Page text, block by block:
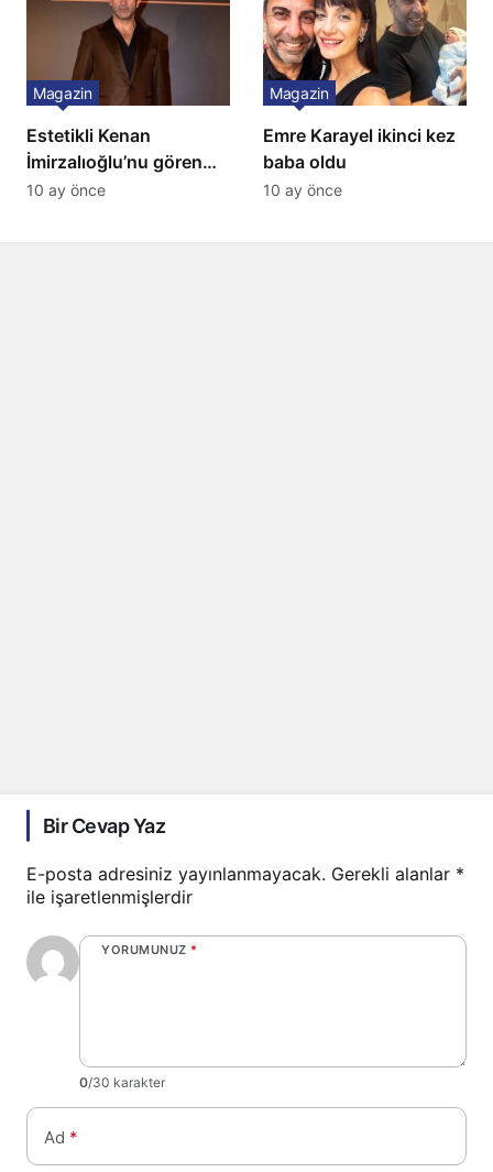
Estetikli Kenan
İmirzalıoğlu’nu gören
tanıyamıyor: Son hali
Magazin
10 ay önce
Emre Karayel ikinci kez
baba oldu
Magazin
10 ay önce
Bir Cevap Yaz
E-posta adresiniz yayınlanmayacak. Gerekli alanlar *
ile işaretlenmişlerdir
YORUMUNUZ *
0/30 karakter
Ad *